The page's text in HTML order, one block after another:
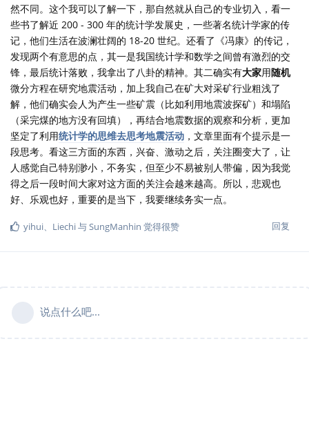
然不同。这个我可以了解一下，那自然就从自己的专业切入，看一
些书了解近 200 - 300 年的统计学发展史，一些著名统计学家的传
记，他们生活在波澜壮阔的 18-20 世纪。还看了《冯康》的传记，
发现两个有意思的点，其一是我国统计学和数学之间曾有激烈的交
锋，最后统计落败，我拿出了八卦的精神。其二确实有大家用随机
微分方程在研究地震活动，加上我自己在矿大对采矿行业粗浅了
解，他们确实会人为产生一些矿震（比如利用地震波探矿）和塌陷
（采完煤的地方没有回填），再结合地震数据的观察和分析，更加
坚定了利用统计学的思维去思考地震活动 ，文章里面有个提示是一
段思考。看这三方面的东西，兴奋、激动之后，关注圈变大了，让
人感觉自己特别渺小，不务实，但至少不易被别人带偏，因为我觉
得之后一段时间大家对这方面的关注会越来越高。所以，悲观也
好、乐观也好，重要的是当下，我要继续务实一点。
回复
yihui、 Liechi与SungManhin 觉得很赞
说点什么吧...